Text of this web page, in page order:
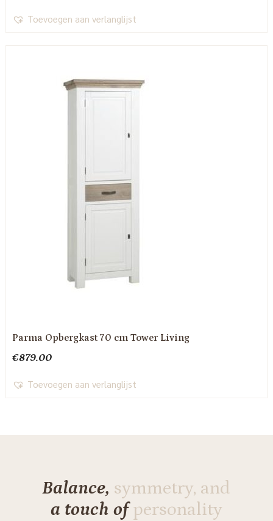
Toevoegen aan verlanglijst
Parma Opbergkast 70 cm Tower Living
€879.00
Toevoegen aan verlanglijst
Balance, symmetry, and
a touch ofpersonality